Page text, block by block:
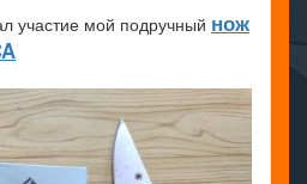
участие мой подручный нож